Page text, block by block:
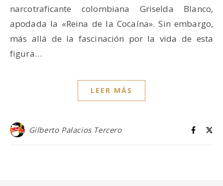
narcotraficante colombiana Griselda Blanco,
apodada la «Reina de la Cocaína». Sin embargo,
más allá de la fascinación por la vida de esta
figura…
LEER MÁS
Gilberto Palacios Tercero